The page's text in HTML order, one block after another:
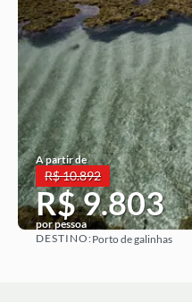
A partir de
R$ 10.892
R$ 9.803
por pessoa
DESTINO:Porto de galinhas